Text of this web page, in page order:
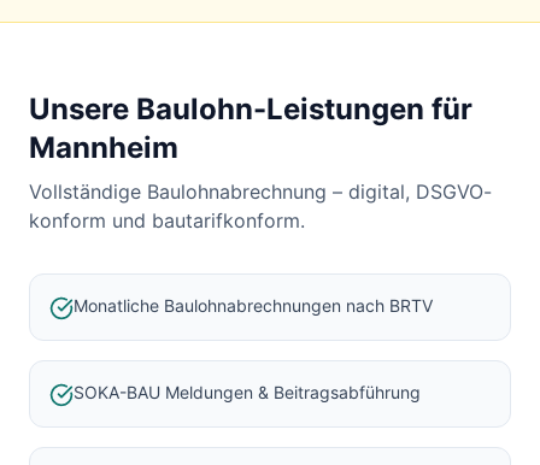
Unsere Baulohn-Leistungen für
Mannheim
Vollständige Baulohnabrechnung – digital, DSGVO-
konform und bautarifkonform.
Monatliche Baulohnabrechnungen nach BRTV
SOKA-BAU Meldungen & Beitragsabführung
Baulohnabrechnung Heilbronn